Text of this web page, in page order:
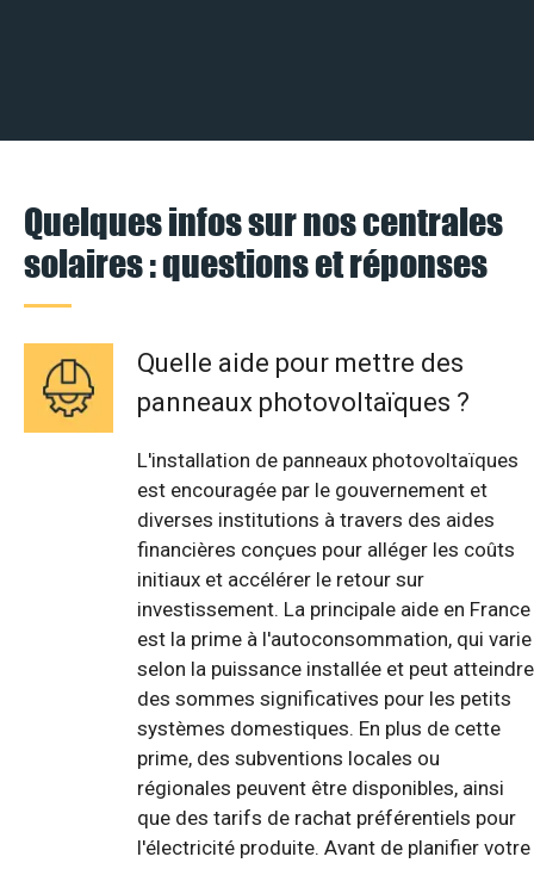
Quelques infos sur nos centrales
solaires : questions et réponses
Quelle aide pour mettre des
panneaux photovoltaïques ?
L'installation de panneaux photovoltaïques
est encouragée par le gouvernement et
diverses institutions à travers des aides
financières conçues pour alléger les coûts
initiaux et accélérer le retour sur
investissement. La principale aide en France
est la prime à l'autoconsommation, qui varie
selon la puissance installée et peut atteindre
des sommes significatives pour les petits
systèmes domestiques. En plus de cette
prime, des subventions locales ou
régionales peuvent être disponibles, ainsi
que des tarifs de rachat préférentiels pour
l'électricité produite. Avant de planifier votre